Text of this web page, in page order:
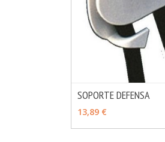
SOPORTE DEFENSA
13,89 €